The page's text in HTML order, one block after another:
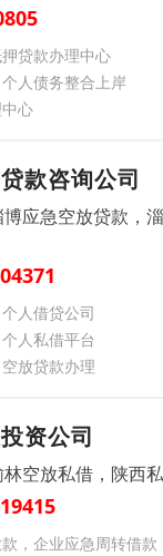
贷款办理中心
人债务整合上岸
心
款咨询公司
应急空放贷款，
人借贷公司
人私借平台
放贷款办理
资公司
空放私借，陕西
，企业应急周转借款